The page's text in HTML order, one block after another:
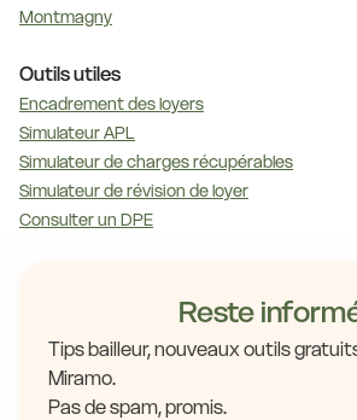
Montmagny
Outils utiles
Encadrement des loyers
Simulateur APL
Simulateur de charges récupérables
Simulateur de révision de loyer
Consulter un DPE
Reste
Tips bailleur, nouveaux outils
Miramo.
Pas de spam, promis.